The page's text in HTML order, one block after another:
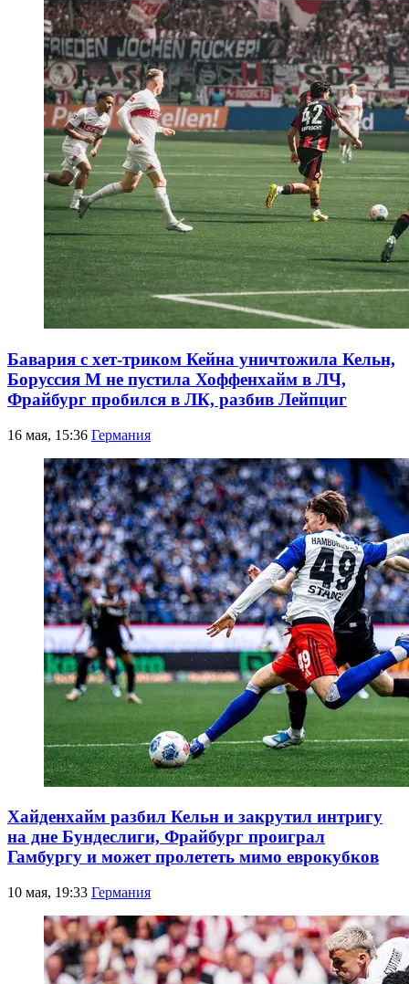
Бавария с хет-триком Кейна уничтожила Кельн,
Боруссия М не пустила Хоффенхайм в ЛЧ,
Фрайбург пробился в ЛК, разбив Лейпциг
16 мая, 15:36 Германия
Хайденхайм разбил Кельн и закрутил интригу
на дне Бундеслиги, Фрайбург проиграл
Гамбургу и может пролететь мимо еврокубков
10 мая, 19:33 Германия